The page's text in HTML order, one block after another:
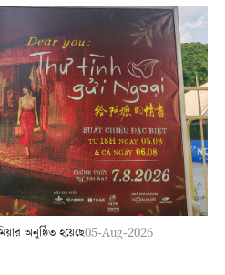
অনুষ্ঠিত হয়েছে05-Aug-2026